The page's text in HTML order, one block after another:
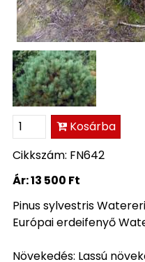
Kosárba
Cikkszám: FN642
Ár:13 500 Ft
Pinus sylvestris Watereri
Európai erdeifenyő
Növekedés: Lassú